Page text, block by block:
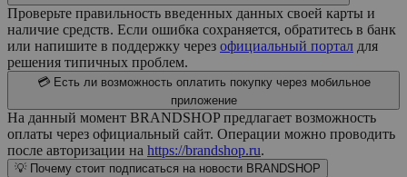
Проверьте правильность введенных данных своей карты и
наличие средств. Если ошибка сохраняется, обратитесь в банк
или напишите в поддержку через официальный портал для
решения типичных проблем.
💳 Есть ли возможность оплатить покупку через мобильное
приложение
На данный момент BRANDSHOP предлагает возможность
оплаты через официальный сайт. Операции можно проводить
после авторизации на https://brandshop.ru.
💡 Почему стоит подписаться на новости BRANDSHOP